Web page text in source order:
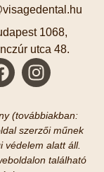
1068,
utca 48.
(továbbiakban:
szerzői műnek
védelem alatt áll.
található